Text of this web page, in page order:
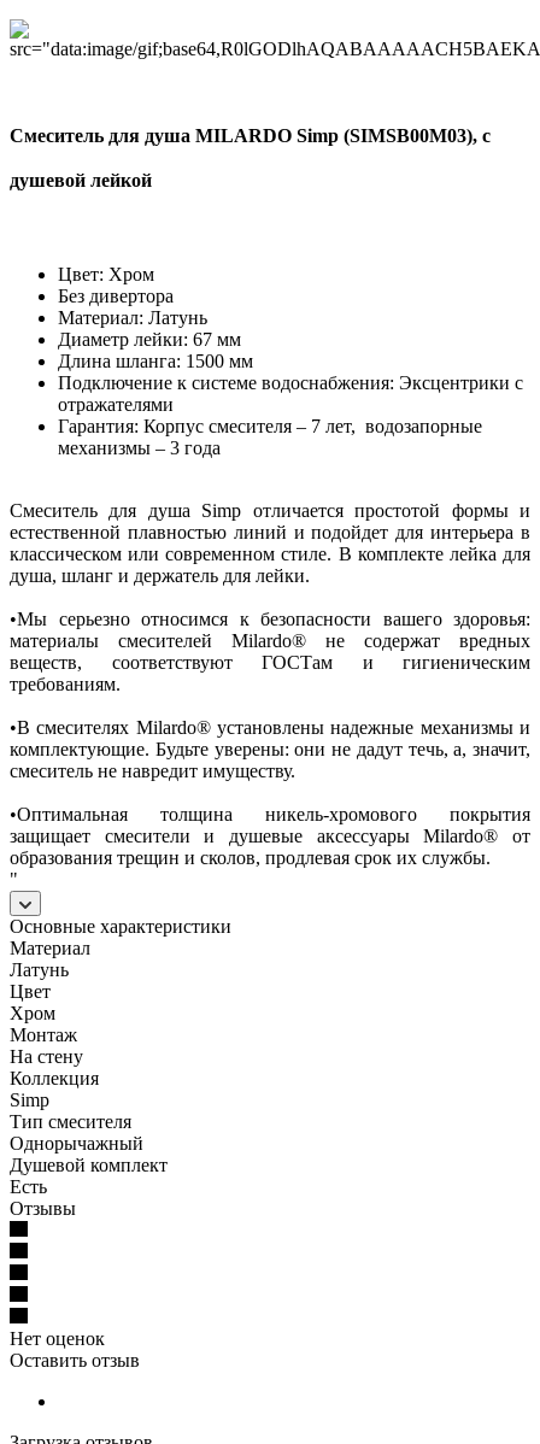
Смеситель для душа MILARDO Simp (SIMSB00M03), с
душевой лейкой
Цвет: Хром
Без дивертора
Материал: Латунь
Диаметр лейки: 67 мм
Длина шланга: 1500 мм
Подключение к системе водоснабжения: Эксцентрики с
отражателями
Гарантия: Корпус смесителя – 7 лет, водозапорные
механизмы – 3 года
Смеситель для душа Simp отличается простотой формы и
естественной плавностью линий и подойдет для интерьера в
классическом или современном стиле. В комплекте лейка для
душа, шланг и держатель для лейки.
•Мы серьезно относимся к безопасности вашего здоровья:
материалы смесителей Milardo® не содержат вредных
веществ, соответствуют ГОСТам и гигиеническим
требованиям.
•В смесителях Milardo® установлены надежные механизмы и
комплектующие. Будьте уверены: они не дадут течь, а, значит,
смеситель не навредит имуществу.
•Оптимальная толщина никель-хромового покрытия
защищает смесители и душевые аксессуары Milardo® от
образования трещин и сколов, продлевая срок их службы.
"
Основные характеристики
Материал
Латунь
Цвет
Хром
Монтаж
На стену
Коллекция
Simp
Тип смесителя
Однорычажный
Душевой комплект
Есть
Отзывы
Нет оценок
Оставить отзыв